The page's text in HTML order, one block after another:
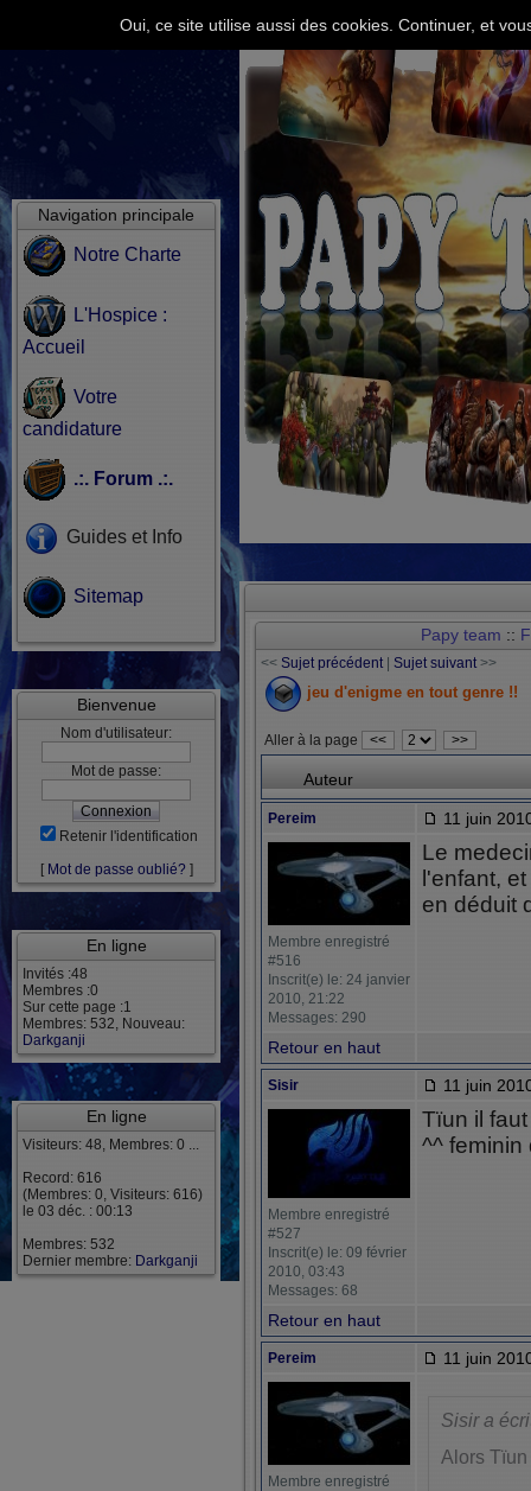
Navigation principale
Notre Charte
L'Hospice :
Accueil
Votre
candidature
.:. Forum .:.
Guides et Info
Sitemap
Bienvenue
Nom d'utilisateur:
Mot de passe:
Retenir l'identification
[ Mot de passe oublié? ]
En ligne
Invités :48
Membres :0
Sur cette page :1
Membres: 532, Nouveau:
Darkganji
En ligne
Visiteurs: 48, Membres: 0 ...
Record: 616
(Membres: 0, Visiteurs: 616)
le 03 déc. : 00:13
Membres: 532
Dernier membre: Darkganji
Papy team ::
<< Sujet précédent| Sujet suivant>>
jeu d'enigme en tout genre !!
Aller à la page << >>
Auteur
Pereim 11 juin
Membre enregistré
#516
Inscrit(e) le: 24 janvier
2010, 21:22
Messages: 290
Le
l'enfant,
en déduit
Retour en haut
Sisir 11 juin
Membre enregistré
#527
Inscrit(e) le: 09 février
2010, 03:43
Messages: 68
Tïun il
^^ feminin
Retour en haut
Pereim 11 juin
Membre enregistré
Sisir a
Alors
Oui, ce site utilise aussi des cookies. Continuer, et